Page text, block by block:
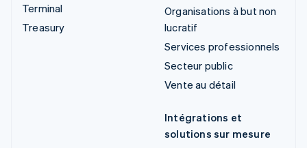
Terminal
Treasury
Organisations à but non
lucratif
Services professionnels
Secteur public
Vente au détail
Intégrations et
solutions sur mesure